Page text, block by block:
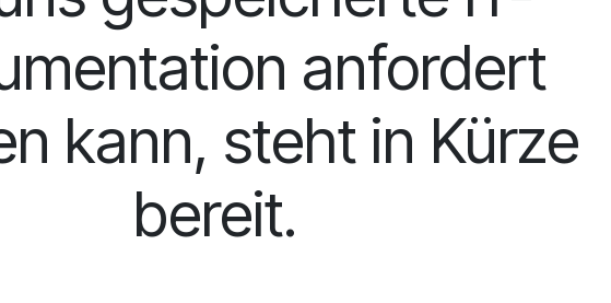
anfordert
kann, steht in Kürze
bereit.